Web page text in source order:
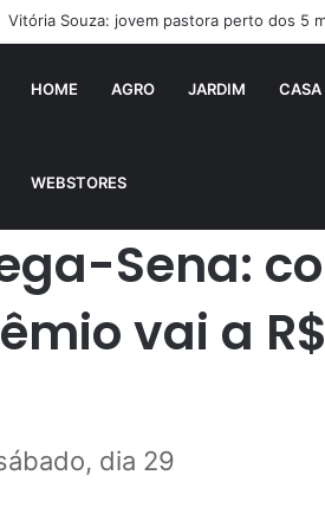
Açaí falsificado! Polícia fecha fábrica em
HOME AGRO JARDIM CASA
WEBSTORES
2586 acumula novamente e prêmio vai a
Sena:
vai a
dia 29